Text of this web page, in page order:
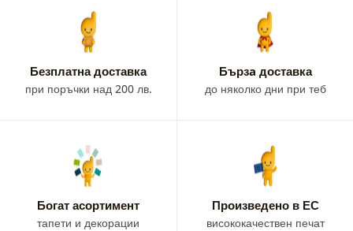
Безплатна доставка
при поръчки над 200 лв.
Бързa доставка
до няколко дни при теб
Богат асортимент
тапети и декорации
Произведено в ЕС
висококачествен печат